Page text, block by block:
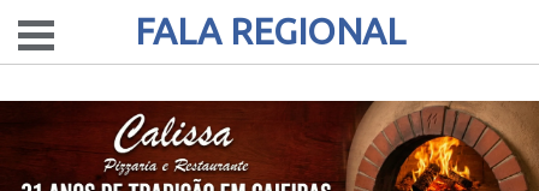
FALA REGIONAL